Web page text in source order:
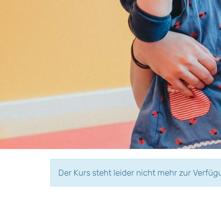
Der Kurs steht leider nicht mehr zur